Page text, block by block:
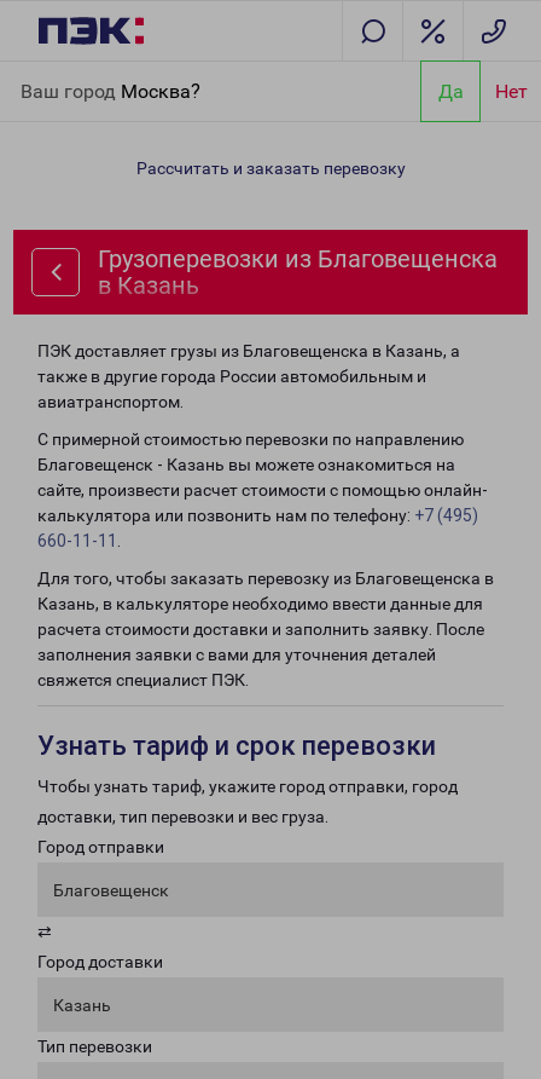
Ваш город Москва? Да Нет
Казань
Рассчитать и заказать перевозку
Грузоперевозки из Благовещенска
в Казань
ПЭК доставляет грузы из Благовещенска в Казань, а
также в другие города России автомобильным и
авиатранспортом.
С примерной стоимостью перевозки по направлению
Благовещенск - Казань вы можете ознакомиться на
сайте, произвести расчет стоимости с помощью онлайн-
калькулятора или позвонить нам по телефону: +7 (495)
660-11-11
Для того, чтобы заказать перевозку из Благовещенска в
Казань, в калькуляторе необходимо ввести данные для
расчета стоимости доставки и заполнить заявку. После
заполнения заявки с вами для уточнения деталей
свяжется специалист ПЭК.
Узнать тариф и срок перевозки
Чтобы узнать тариф, укажите город отправки, город
доставки, тип перевозки и вес груза.
Город отправки
Благовещенск
⇄
Город доставки
Казань
Тип перевозки